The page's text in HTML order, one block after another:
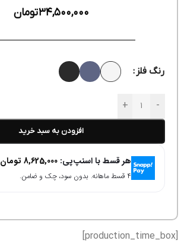
34,500,000تومان
رنگ فلز
-
+
افزودن به سبد خرید
هر قسط با اسنپ‌پی: 8,625,000 تومان
۴ قسط ماهانه. بدون سود، چک و ضامن.